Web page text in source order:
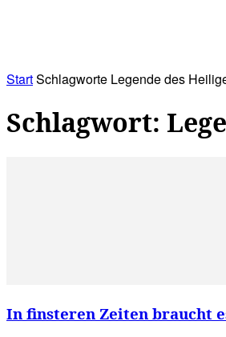
StartSchlagworte Legende des
Schlagwort:
In finsteren Zeiten braucht